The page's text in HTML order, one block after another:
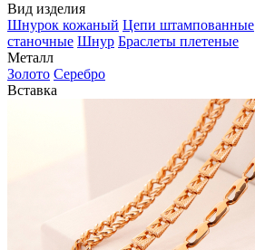
Вид изделия
Шнурок кожаный Цепи штампованные
станочные Шнур Браслеты плетеные
Металл
Золото Серебро
Вставка